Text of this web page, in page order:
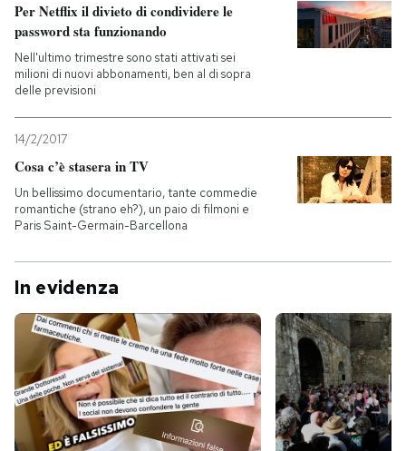
Per Netflix il divieto di condividere le
password sta funzionando
Nell'ultimo trimestre sono stati attivati sei
milioni di nuovi abbonamenti, ben al di sopra
delle previsioni
14/2/2017
Cosa c’è stasera in TV
Un bellissimo documentario, tante commedie
romantiche (strano eh?), un paio di filmoni e
Paris Saint-Germain-Barcellona
In evidenza